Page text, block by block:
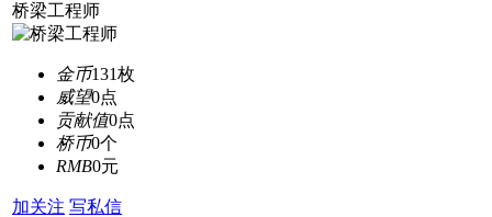
桥梁工程师
金币131枚
威望0点
贡献值0点
桥币0个
RMB0元
加关注 写私信